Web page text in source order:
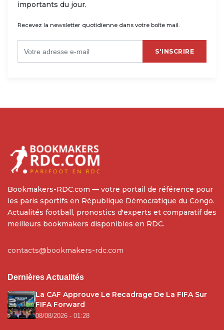
importants du jour.
Recevez la newsletter quotidienne dans votre boîte mail.
S'INSCRIRE
Bookmakers-RDC.com — votre portail de référence pour
les paris sportifs en République Démocratique du Congo.
Actualités football, pronostics d'experts et comparatif des
meilleurs bookmakers disponibles en RDC.
contacts@bookmakers-rdc.com
Dernières Actualités
La CAF Approuve Le Recadrage De La FIFA Sur
FIFA Forward
08/08/2026 - 01:28